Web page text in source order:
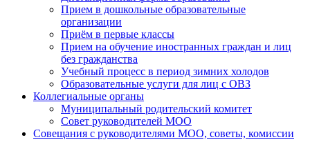
Прием в дошкольные образовательные
организации
Приём в первые классы
Прием на обучение иностранных граждан и лиц
без гражданства
Учебный процесс в период зимних холодов
Образовательные услуги для лиц с ОВЗ
Коллегиальные органы
Муниципальный родительский комитет
Совет руководителей МОО
Совещания с руководителями МОО, советы, комиссии